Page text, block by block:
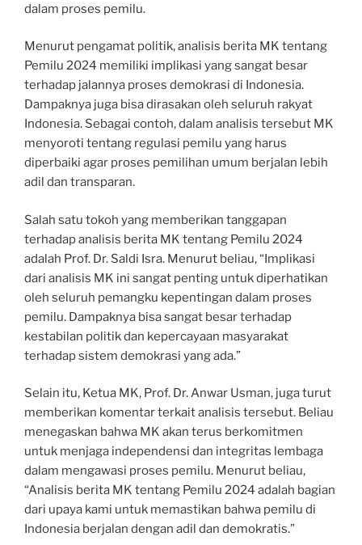
dalam proses pemilu.
Menurut pengamat politik, analisis berita MK tentang
Pemilu 2024 memiliki implikasi yang sangat besar
terhadap jalannya proses demokrasi di Indonesia.
Dampaknya juga bisa dirasakan oleh seluruh rakyat
Indonesia. Sebagai contoh, dalam analisis tersebut MK
menyoroti tentang regulasi pemilu yang harus
diperbaiki agar proses pemilihan umum berjalan lebih
adil dan transparan.
Salah satu tokoh yang memberikan tanggapan
terhadap analisis berita MK tentang Pemilu 2024
adalah Prof. Dr. Saldi Isra. Menurut beliau, “Implikasi
dari analisis MK ini sangat penting untuk diperhatikan
oleh seluruh pemangku kepentingan dalam proses
pemilu. Dampaknya bisa sangat besar terhadap
kestabilan politik dan kepercayaan masyarakat
terhadap sistem demokrasi yang ada.”
Selain itu, Ketua MK, Prof. Dr. Anwar Usman, juga turut
memberikan komentar terkait analisis tersebut. Beliau
menegaskan bahwa MK akan terus berkomitmen
untuk menjaga independensi dan integritas lembaga
dalam mengawasi proses pemilu. Menurut beliau,
“Analisis berita MK tentang Pemilu 2024 adalah bagian
dari upaya kami untuk memastikan bahwa pemilu di
Indonesia berjalan dengan adil dan demokratis.”